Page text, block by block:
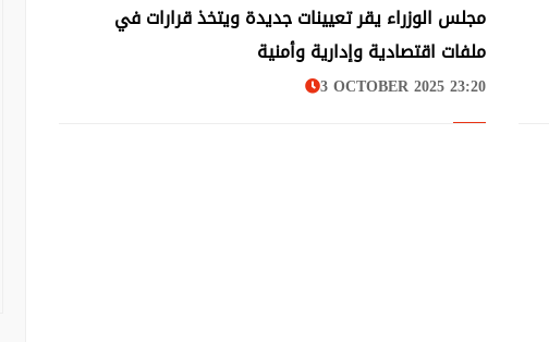
لبنان
مجلس الوزراء يقر تعيينات جديدة ويتخذ قرارات في
ملفات اقتصادية وإدارية وأمنية
3 OCTOBER 2025 23:20